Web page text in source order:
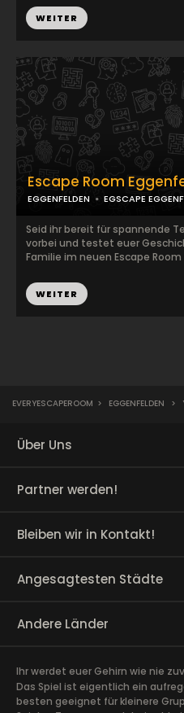
WEITER
Escape Room
EGGENFELDEN EGSCAPE
Seid ihr bereit für spannende
vorbei und testet euer
Familie im neuen Escape Room
WEITER
EVERYESCAPEROOM > EGGENFELDEN >
Über Uns
Partner werden!
Bleiben wir in Kontakt!
Angesagtesten Städte
Andere Länder
Ihr werdet euer Gehirn wie nie
Das Spiel ist eigentlich ein
besten geeignet für kleinere